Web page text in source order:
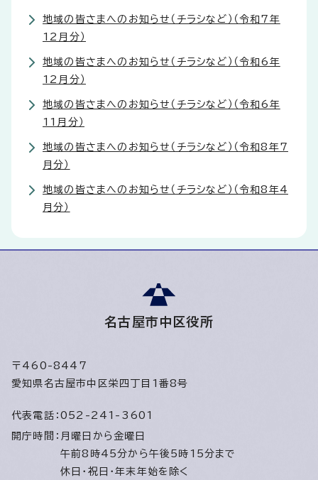
地域の皆さまへのお知らせ（チラシなど）（令和7年
12月分）
地域の皆さまへのお知らせ（チラシなど）（令和6年
12月分）
地域の皆さまへのお知らせ（チラシなど）（令和6年
11月分）
地域の皆さまへのお知らせ（チラシなど）（令和8年7
月分）
地域の皆さまへのお知らせ（チラシなど）（令和8年4
月分）
名古屋市中区役所
〒460-8447
愛知県名古屋市中区栄四丁目1番8号
代表電話： 052-241-3601
開庁時間： 月曜日から金曜日
午前8時45分から午後5時15分まで
休日・祝日・年末年始を除く